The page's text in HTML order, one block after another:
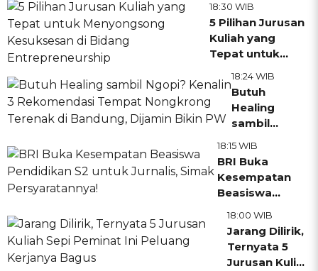
Sensitif,
Bijak
dalam
Melakukan
Perawatan
Kecantikan
Diskon Harga
30%
18:30 WIB
5 Pilihan Jurusan
Kuliah yang
Tepat untuk
Kesuksesan di
Bidang
Entrepreneurship
18:24 WIB
Butuh
Healing
sambil
Kenalin 3
Rekomendasi
Tempat
Nongkrong
Terenak di
Bandung,
Dijamin Bikin
PW
18:15 WIB
BRI Buka
Kesempatan
Beasiswa
untuk Jurnalis,
Simak
Persyaratannya!
18:00 WIB
Jarang Dilirik,
Ternyata 5
Jurusan Kuliah